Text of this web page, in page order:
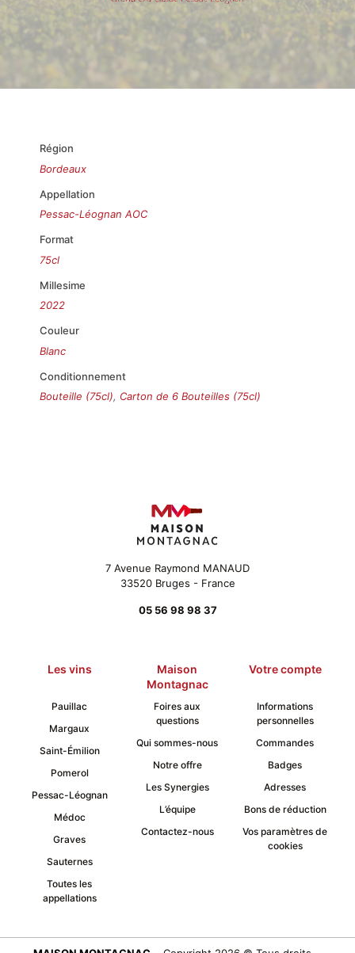
Région
Bordeaux
Appellation
Pessac-Léognan AOC
Format
75cl
Millesime
2022
Couleur
Blanc
Conditionnement
Bouteille (75cl), Carton de 6 Bouteilles (75cl)
7 Avenue Raymond MANAUD
33520 Bruges - France
05 56 98 98 37
Les vins
Maison
Montagnac
Votre compte
Pauillac
Margaux
Saint-Émilion
Pomerol
Pessac-Léognan
Médoc
Graves
Sauternes
Toutes les
appellations
Foires aux
questions
Qui sommes-nous
Notre offre
Les Synergies
L’équipe
Contactez-nous
Informations
personnelles
Commandes
Badges
Adresses
Bons de réduction
Vos paramètres de
cookies